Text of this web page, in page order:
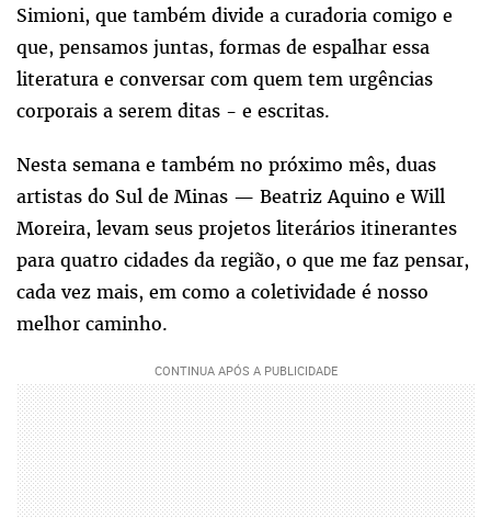
Simioni, que também divide a curadoria comigo e
que, pensamos juntas, formas de espalhar essa
literatura e conversar com quem tem urgências
corporais a serem ditas - e escritas.
Nesta semana e também no próximo mês, duas
artistas do Sul de Minas — Beatriz Aquino e Will
Moreira, levam seus projetos literários itinerantes
para quatro cidades da região, o que me faz pensar,
cada vez mais, em como a coletividade é nosso
melhor caminho.